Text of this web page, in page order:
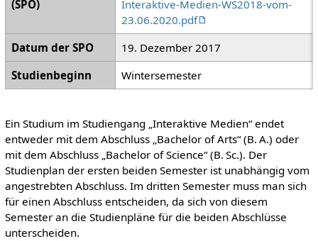
(SPO)
Interaktive-Medien-WS2018-vom-
23.06.2020.pdf
Datum der SPO
19. Dezember 2017
Studienbeginn
Wintersemester
Ein Studium im Studiengang „Interaktive Medien“ endet
entweder mit dem Abschluss „Bachelor of Arts“ (B. A.) oder
mit dem Abschluss „Bachelor of Science“ (B. Sc.). Der
Studienplan der ersten beiden Semester ist unabhängig vom
angestrebten Abschluss. Im dritten Semester muss man sich
für einen Abschluss entscheiden, da sich von diesem
Semester an die Studienpläne für die beiden Abschlüsse
unterscheiden.